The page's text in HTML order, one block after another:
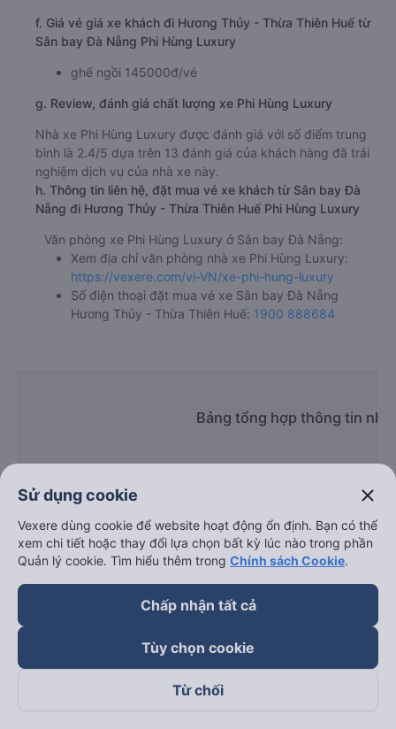
f. Giá vé giá xe khách đi Hương Thủy - Thừa Thiên Huế từ
Sân bay Đà Nẵng Phi Hùng Luxury
ghế ngồi 145000đ/vé
g. Review, đánh giá chất lượng xe Phi Hùng Luxury
Nhà xe Phi Hùng Luxury được đánh giá với số điểm trung
bình là 2.4/5 dựa trên 13 đánh giá của khách hàng đã trải
nghiệm dịch vụ của nhà xe này.
h. Thông tin liên hệ, đặt mua vé xe khách từ Sân bay Đà
Nẵng đi Hương Thủy - Thừa Thiên Huế Phi Hùng Luxury
Văn phòng xe Phi Hùng Luxury ở Sân bay Đà Nẵng:
Xem địa chỉ văn phòng nhà xe Phi Hùng Luxury:
https://vexere.com/vi-VN/xe-phi-hung-luxury
Số điện thoại đặt mua vé xe Sân bay Đà Nẵng
Hương Thủy - Thừa Thiên Huế: 1900 888684
Bảng tổng hợp thông tin
Nhà xe
Giờ
chạy
Điểm đi
04:00 - 20:30
07:30 - 20:00
Sử dụng cookie close
Vexere dùng cookie để website hoạt động ổn định. Bạn có thể
xem chi tiết hoặc thay đổi lựa chọn bất kỳ lúc nào trong phần
Quản lý cookie. Tìm hiểu thêm trong Chính sách Cookie.
Chấp nhận tất cả
Tùy chọn cookie
Từ chối